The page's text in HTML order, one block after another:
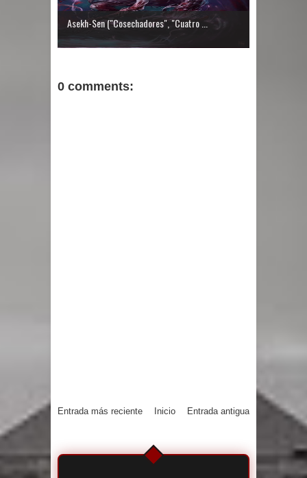
Asekh-Sen ("Cosechadores", "Cuatro ...
0 comments:
Entrada más reciente Entrada antigua
Inicio